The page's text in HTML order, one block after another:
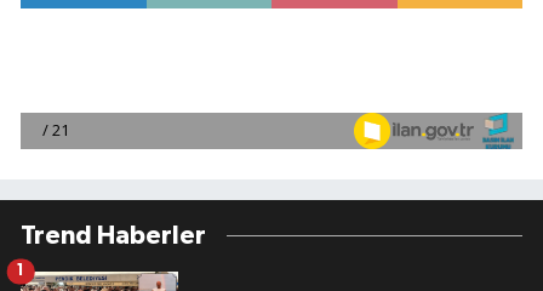
Trend Haberler
1